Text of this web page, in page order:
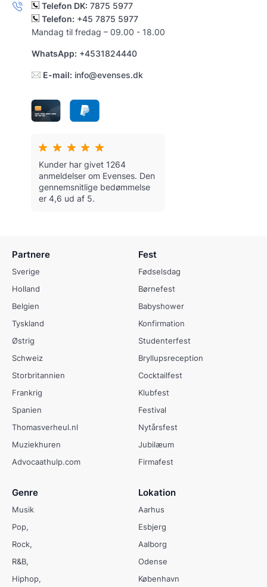
Telefon DK: 7875 5977
Telefon: +45 7875 5977
Mandag til fredag – 09.00 - 18.00
WhatsApp: +4531824440
E-mail: info@evenses.dk
Kunder har givet 1264
anmeldelser om Evenses. Den
gennemsnitlige bedømmelse
er 4,6 ud af 5.
Partnere
Sverige
Holland
Belgien
Tyskland
Østrig
Schweiz
Storbritannien
Frankrig
Spanien
Thomasverheul.nl
Muziekhuren
Advocaathulp.com
Fest
Fødselsdag
Børnefest
Babyshower
Konfirmation
Studenterfest
Bryllupsreception
Cocktailfest
Klubfest
Festival
Nytårsfest
Jubilæum
Firmafest
Genre
Musik
Pop
Rock
R&B
Hiphop
Lokation
Aarhus
Esbjerg
Aalborg
Odense
København